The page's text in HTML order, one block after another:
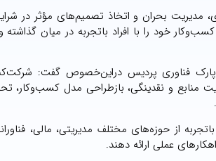
بحران و اتخاذ تصمیم‌های مؤثر در
خود را با افراد باتجربه در میان گذاشته
فناوری پردیس دراین‌خصوص گفت:
منابع و نقدینگی، بازطراحی مدل کسب‌وکار،
از حوزه‌های مختلف مدیریتی، مالی،
عملی ارائه دهند.